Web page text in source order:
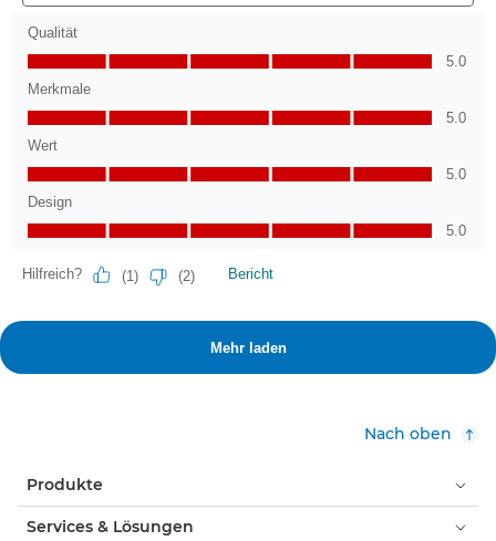
Nach oben
Produkte
Services & Lösungen